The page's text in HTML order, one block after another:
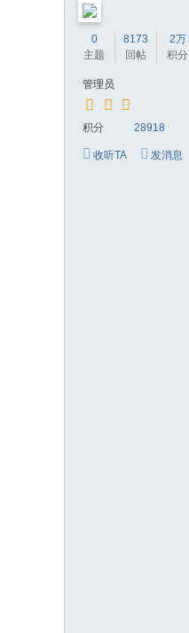
0
主题
8173
回帖
2万
积分
管理员
积分 28918
收听TA 发消息